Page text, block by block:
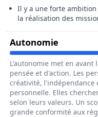
Il y a une forte
la réalisation des
Autonomie Pour
L'autonomie met en
pensée et d'action. Les
créativité, l'indépendance
personnelle. Elles
selon leurs valeurs. Un
grande conformité aux